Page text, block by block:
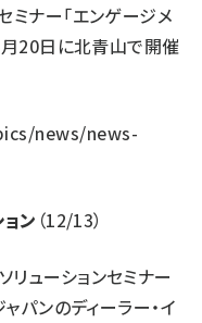
ナー「エンゲージメ
20日に北青山で開催
news/news-
ン （12/13）
リューションセミナー
パンのディーラー・イ